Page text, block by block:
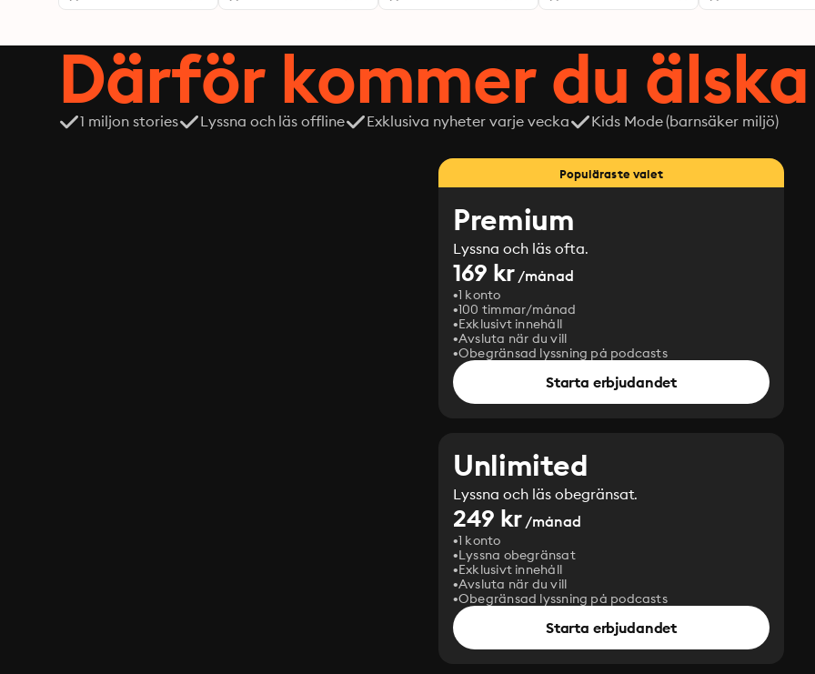
Därför kommer du
1 miljon stories Lyssna och läs offline Exklusiva nyheter varje vecka Kids Mode (barnsäker miljö)
Populäraste valet
Premium
Lyssna och läs ofta.
169 kr/månad
1 konto
100 timmar/månad
Exklusivt innehåll
Avsluta när du vill
Obegränsad lyssning på podcasts
Starta erbjudandet
Unlimited
Lyssna och läs obegränsat.
249 kr/månad
1 konto
Lyssna obegränsat
Exklusivt innehåll
Avsluta när du vill
Obegränsad lyssning på podcasts
Starta erbjudandet